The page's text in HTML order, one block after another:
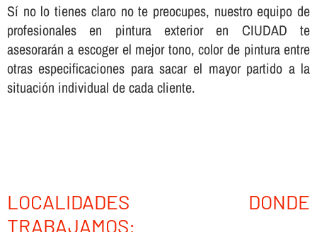
Sí­ no lo tienes claro no te preocupes, nuestro equipo de
profesionales en pintura exterior en CIUDAD te
asesorarán a escoger el mejor tono, color de pintura entre
otras especificaciones para sacar el mayor partido a la
situación individual de cada cliente.
LOCALIDADES DONDE
TRABAJAMOS: